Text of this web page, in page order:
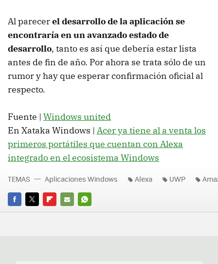
Al parecerel desarrollo de la aplicación se
encontraría en un avanzado estado de
desarrollo, tanto es así que debería estar lista
antes de fin de año. Por ahora se trata sólo de un
rumor y hay que esperar confirmación oficial al
respecto.
Fuente | Windows united
En Xataka Windows | Acer ya tiene al a venta los
primeros portátiles que cuentan con Alexa
integrado en el ecosistema Windows
FACEBOOK
TWITTERFLIPBOARD
E-
WHATSAPP
TEMAS Aplicaciones Windows Alexa UWP